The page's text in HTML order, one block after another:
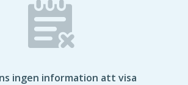
ingen information att visa